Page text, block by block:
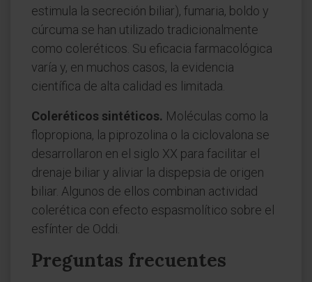
estimula la secreción biliar), fumaria, boldo y
cúrcuma se han utilizado tradicionalmente
como coleréticos. Su eficacia farmacológica
varía y, en muchos casos, la evidencia
científica de alta calidad es limitada.
Coleréticos sintéticos. Moléculas como la
flopropiona, la piprozolina o la ciclovalona se
desarrollaron en el siglo XX para facilitar el
drenaje biliar y aliviar la dispepsia de origen
biliar. Algunos de ellos combinan actividad
colerética con efecto espasmolítico sobre el
esfínter de Oddi.
Preguntas frecuentes